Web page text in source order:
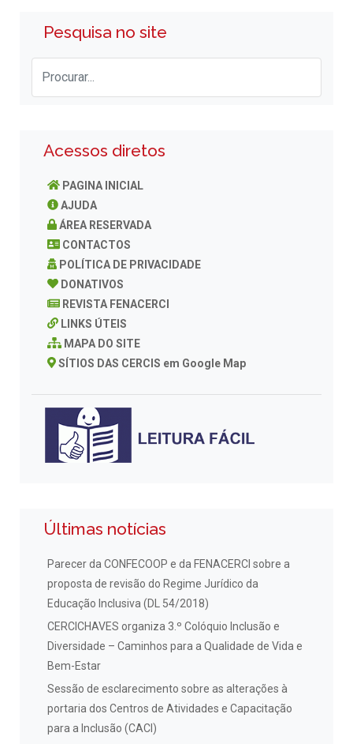
Pesquisa no site
Acessos diretos
PAGINA INICIAL
AJUDA
ÁREA RESERVADA
CONTACTOS
POLÍTICA DE PRIVACIDADE
DONATIVOS
REVISTA FENACERCI
LINKS ÚTEIS
MAPA DO SITE
SÍTIOS DAS CERCIS em Google Map
Últimas notícias
Parecer da CONFECOOP e da FENACERCI sobre a
proposta de revisão do Regime Jurídico da
Educação Inclusiva (DL 54/2018)
CERCICHAVES organiza 3.º Colóquio Inclusão e
Diversidade – Caminhos para a Qualidade de Vida e
Bem-Estar
Sessão de esclarecimento sobre as alterações à
portaria dos Centros de Atividades e Capacitação
para a Inclusão (CACI)